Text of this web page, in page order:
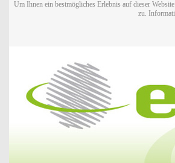
Um Ihnen ein bestmögliches Erlebnis auf dieser
zu.